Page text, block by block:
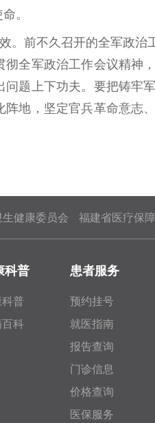
。
。前不久召开的全军政
全军政治工作会议精
题上下功夫。要把铸牢
地，坚定官兵革命意志
健康委员会 福建省医疗保
科普
普
科
患者服务
预约挂号
就医指南
报告查询
门诊信息
价格查询
医保服务